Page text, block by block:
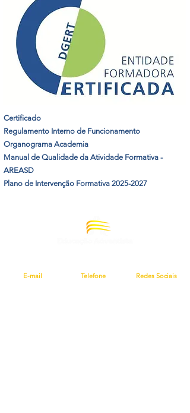
Certificado​
Regulamento Interno de Funcionamento
Organograma Academia
Manual de Qualidade da Atividade Formativa -
AREASD
Plano de Intervenção Formativa 2025-2027
E-mail
Telefone
Redes Sociais​